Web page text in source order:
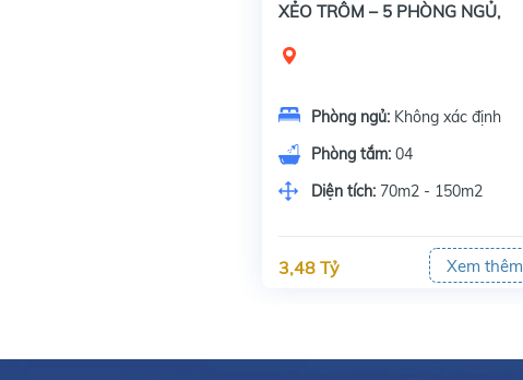
XẺO TRÔM – 5 PHÒNG NGỦ,
Phòng ngủ: Không xác định
Phòng tắm: 04
Diện tích: 70m2 - 150m2
3,48 Tỷ Xem thêm